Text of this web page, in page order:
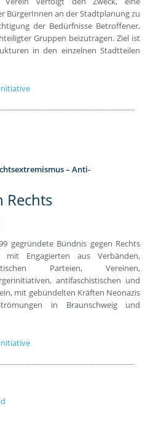
BürgerInnen an der Stadtplanung zu
der Bedürfnisse Betroffener,
Gruppen beizutragen. Ziel ist
in den einzelnen Stadtteilen
– Anti-
Rechts
gegründete Bündnis gegen Rechts
mit Engagierten aus Verbänden,
Parteien, Vereinen,
antifaschistischen und
mit gebündelten Kräften Neonazis
in Braunschweig und